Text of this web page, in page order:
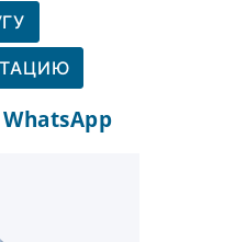
WhatsApp